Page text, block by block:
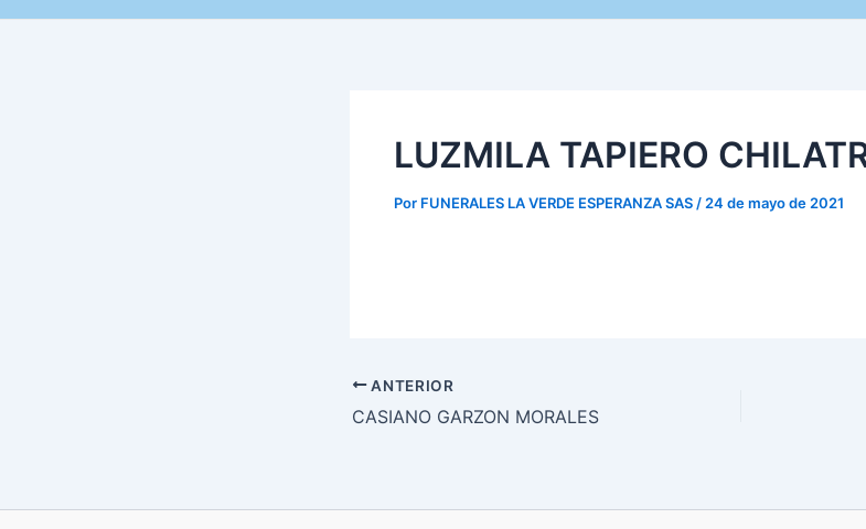
LUZMILA TAPIERO
Por FUNERALES LA VERDE ESPERANZA SAS / 24 de mayo de 2021
ANTERIOR
CASIANO GARZON MORALES